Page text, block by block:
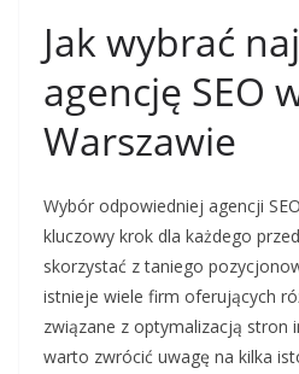
Jak wybrać
agencję SEO
Warszawie
Wybór odpowiedniej agencji
kluczowy krok dla każdego
skorzystać z taniego
istnieje wiele firm oferujących
związane z optymalizacją stron
warto zwrócić uwagę na kilka